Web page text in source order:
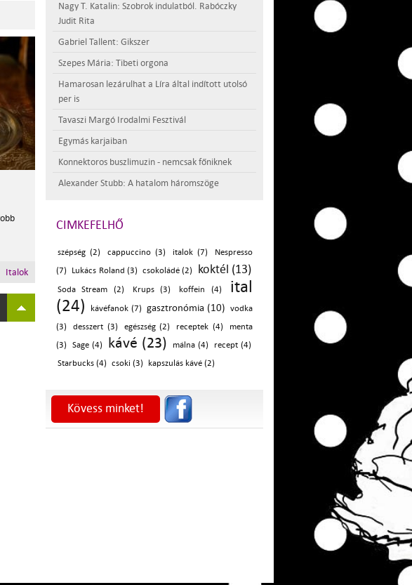
Italok
Nagy T. Katalin: Szobrok indulatból. Rabóczky
Judit Rita
Gabriel Tallent: Gikszer
Szepes Mária: Tibeti orgona
Hamarosan lezárulhat a Líra által indított utolsó
per is
Tavaszi Margó Irodalmi Fesztivál
Egymás karjaiban
Konnektoros buszlimuzin - nemcsak főniknek
Alexander Stubb: A hatalom háromszöge
CIMKEFELHŐ
szépség (2) cappuccino (3) italok (7)
Nespresso
(7)
Lukács Roland (3) csokoládé (2) koktél (13)
Soda Stream (2) Krups (3) koffein (4)
ital
(24)
kávéfanok (7) gasztronómia (10)
vodka
(3)
desszert (3) egészség (2) receptek (4)
menta
(3)
Sage (4) kávé (23) málna (4)
recept (4)
Starbucks (4)
csoki (3) kapszulás kávé (2)
Kövess minket!